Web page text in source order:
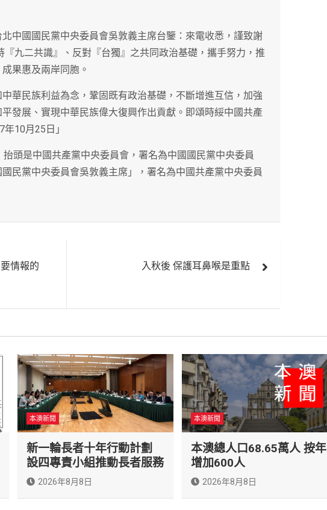
中國國民黨中央委員會吳敦義主席台鑒：來電收悉，謹致謝
九二共識』、反對『台獨』之共同政治基礎，攜手努力，推
果惠及兩岸同胞。
華民族利益為念，鞏固既有政治基礎，不斷增進互信，加強
發展、實現中華民族偉大復興作出貢獻。即頌時綏中國共產
10月25日」
頭是中國共產黨中央委員會，署名為中國國民黨中央委員
民黨中央委員會吳敦義主席」，署名為中國共產黨中央委員
情報的
入秋後 保護耳鼻喉是重點
本澳新聞
新一輪長者十年行動計劃
設四專責小組推動長者服務
2026年8月8日
本澳新聞
本澳總人口68.65萬人 按年
增加600人
2026年8月8日